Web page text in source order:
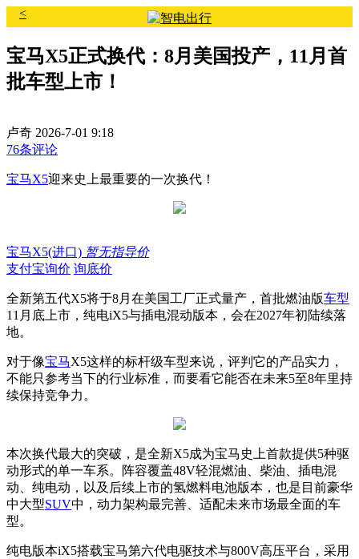
<
宝马X5正式换代：8月美国投产，11月首
批车型上市！
卢奇 2026-7-01 9:18
76条评论
宝马X5迎来史上最重要的一次换代！
宝马X5(进口) 暂无指导价
支付宝询价 询底价
全新第五代X5将于8月在美国工厂正式量产，首批燃油版车型
11月底上市，纯电iX5与插电混动版本，会在2027年初陆续落
地。
对于像宝马X5这样的标杆级车型来说，评判它的产品实力，
不能只参考当下的行业标准，而要看它能否在未来5至8年里持
续保持竞争力。
本次换代最大的突破，是全新X5成为宝马史上首款提供5种驱
动形式的单一车系。阵容覆盖48V轻混燃油、柴油、插电混
动、纯电动，以及后续上市的氢燃料电池版本，也是目前豪华
中大型SUV中，动力架构最完善、适配未来市场最全面的车
型。
纯电版本iX5搭载宝马第六代电驱技术与800V高压平台，采用